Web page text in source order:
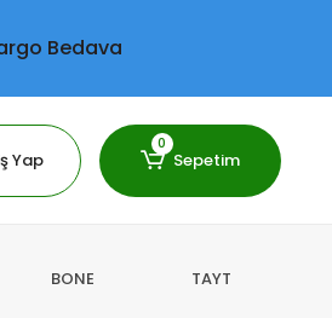
Bedava
Yap
0
Sepetim
BONE TAYT